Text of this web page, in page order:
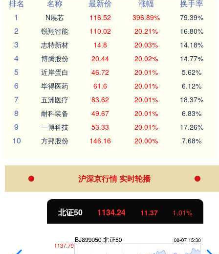
排名
名称 最新价 涨幅
换手率
1
N展芯 116.52 396.89% 79.39%
2 锐翔智能 110.02 20.21% 16.80%
3 志特新材 14.8 20.03% 14.18%
4 博腾股份 20.44 20.02% 14.77%
5 近岸蛋白 46.72 20.01% 5.62%
6 毕得医药 61.6 20.01% 6.12%
7 五洲医疗 83.62 20.01% 18.37%
8 耐科装备 49.67 20.01% 6.83%
9 一博科技 53.33 20.01% 17.26%
10 方邦股份 146.16 20.00% 7.68%
沪深京行情 实时轮播
北证50 1134.24 11.37 1.01%